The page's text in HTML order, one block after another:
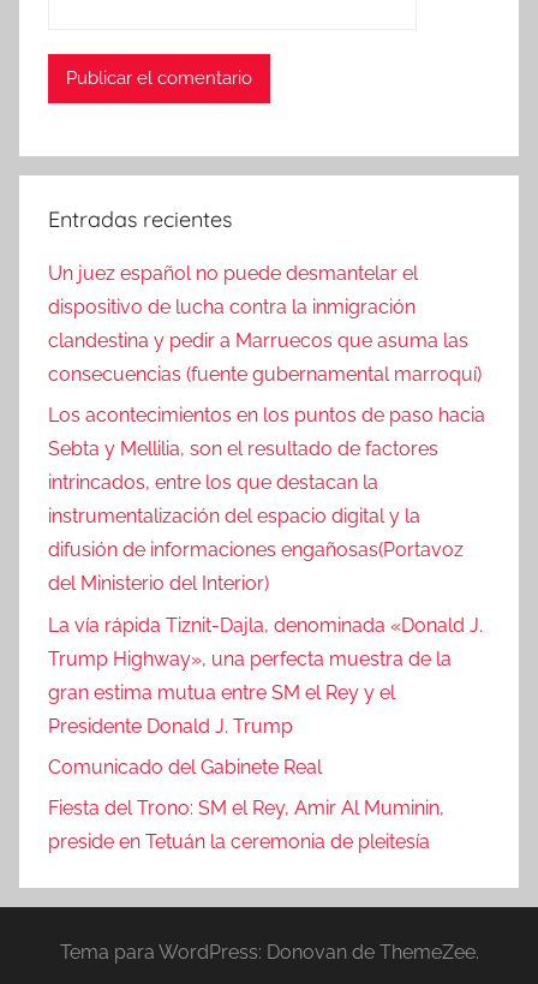
Entradas recientes
Un juez español no puede desmantelar el
dispositivo de lucha contra la inmigración
clandestina y pedir a Marruecos que asuma las
consecuencias (fuente gubernamental marroquí)
Los acontecimientos en los puntos de paso hacia
Sebta y Mellilia, son el resultado de factores
intrincados, entre los que destacan la
instrumentalización del espacio digital y la
difusión de informaciones engañosas(Portavoz
del Ministerio del Interior)
La vía rápida Tiznit-Dajla, denominada «Donald J.
Trump Highway», una perfecta muestra de la
gran estima mutua entre SM el Rey y el
Presidente Donald J. Trump
Comunicado del Gabinete Real
Fiesta del Trono: SM el Rey, Amir Al Muminin,
preside en Tetuán la ceremonia de pleitesía
Tema para WordPress: Donovan de ThemeZee.